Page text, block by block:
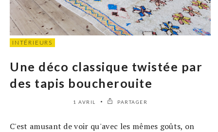
INTÉRIEURS
Une déco classique twistée par
des tapis boucherouite
1 AVRIL PARTAGER
C'est amusant de voir qu'avec les mêmes goûts, on